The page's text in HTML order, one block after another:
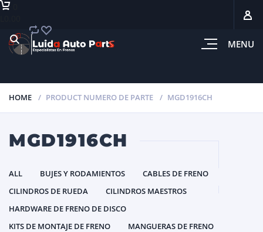
MENU
HOME PRODUCT NUMERO DE PARTE MGD1916CH
MGD1916CH
ALL BUJES Y RODAMIENTOS
CABLES DE FRENO
CILINDROS DE RUEDA
CILINDROS MAESTROS
HARDWARE DE FRENO DE DISCO
KITS DE MONTAJE DE FRENO
MANGUERAS DE FRENO